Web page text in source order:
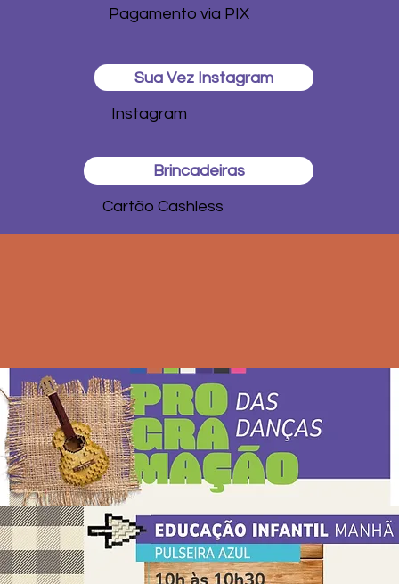
Pagamento via PIX
Brincadeiras
Cartão Cashless
Sua Vez Instagram
Instagram